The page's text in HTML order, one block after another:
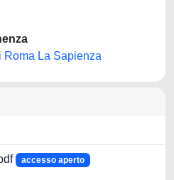
La Sapienza
accesso aperto